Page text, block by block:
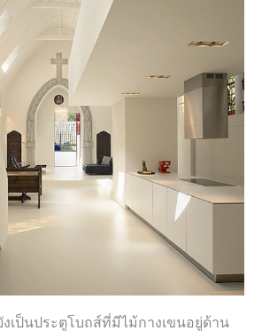
เป็นประตูโบถส์ที่มีไม้กางเขนอยู่ด้าน